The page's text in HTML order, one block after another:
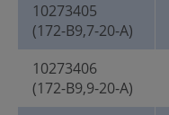
10273405
(172-B9,7-20-A)
10273406
(172-B9,9-20-A)